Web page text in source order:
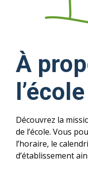
À
l’école
Découvrez la
de l’école. Vous
l’horaire, le
d’établissement